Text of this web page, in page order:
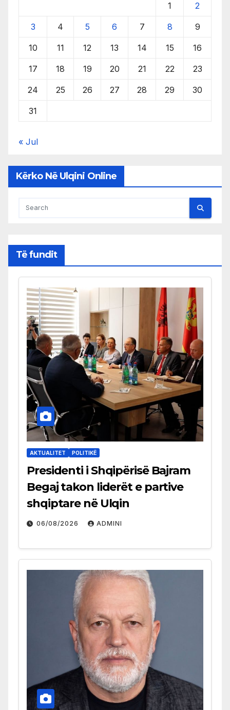
1 2
3 4 5 6 7 8 9
10 11 12 13 14 15 16
17 18 19 20 21 22 23
24 25 26 27 28 29 30
31
« Jul
Kërko Në Ulqini Online
Të fundit
AKTUALITET POLITIKË
Presidenti i Shqipërisë Bajram
Begaj takon liderët e partive
shqiptare në Ulqin
06/08/2026 ADMINI